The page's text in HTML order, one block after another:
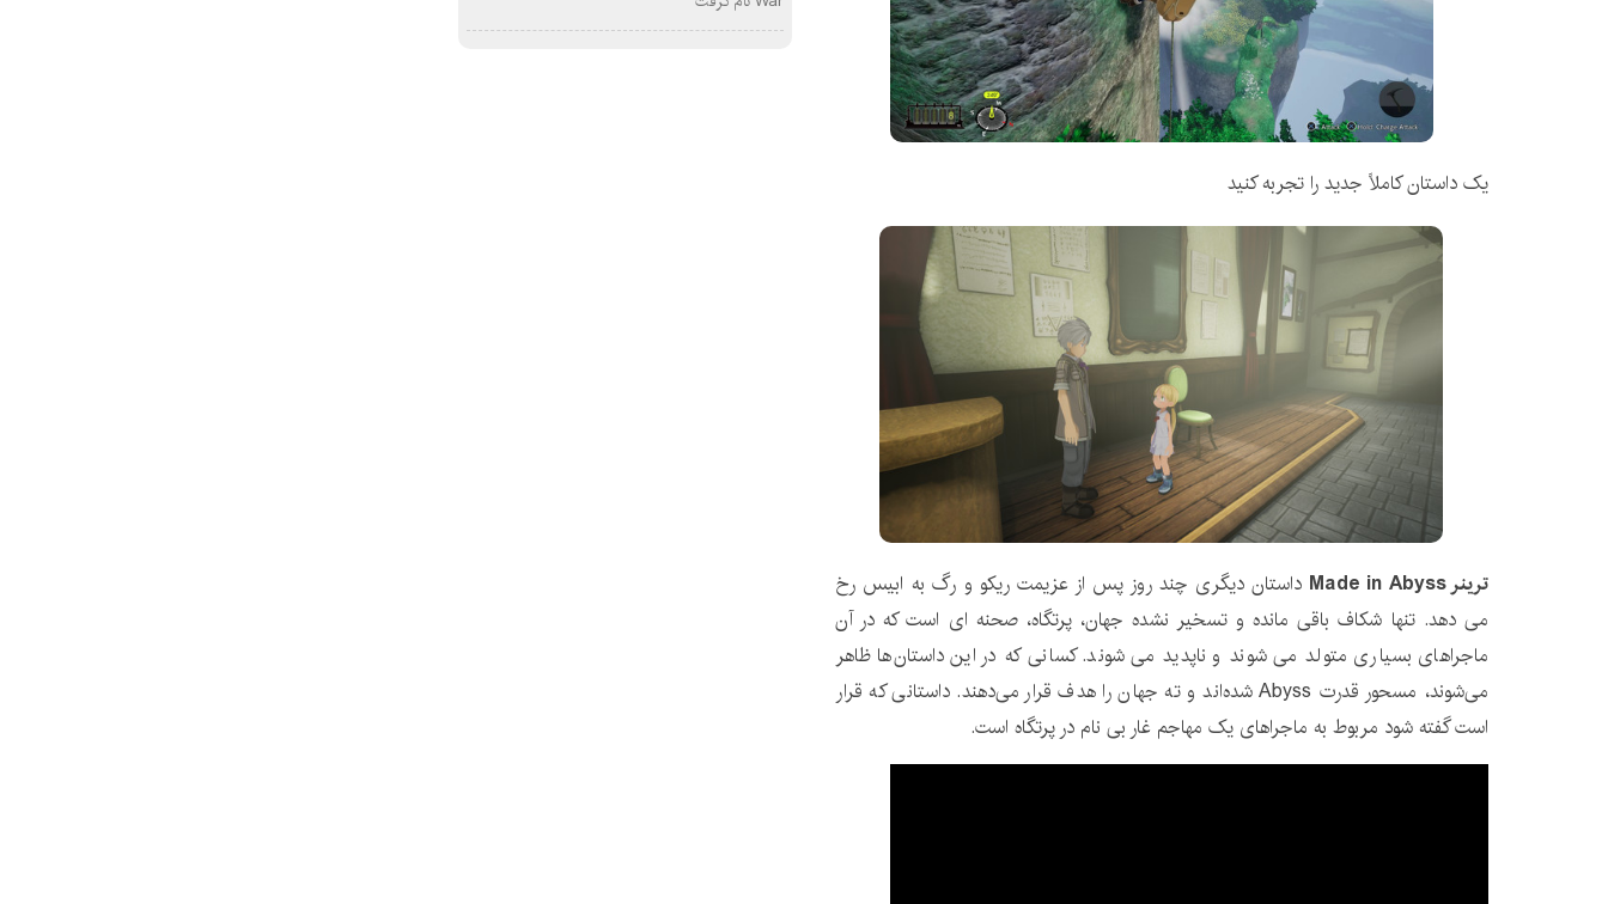
یک داستان کاملاً جدید را تجربه کنید
ترینر Made in Abyss
داستان دیگری چند روز پس از عزیمت ریکو و رگ به ابیس رخ
می دهد. تنها شکاف باقی مانده و تسخیر نشده جهان، پرتگاه، صحنه ای است که در آن
ماجراهای بسیاری متولد می شوند و ناپدید می شوند. کسانی که در این داستان‌ها ظاهر
می‌شوند، مسحور قدرت Abyss شده‌اند و ته جهان را هدف قرار می‌دهند. داستانی که قرار
است گفته شود مربوط به ماجراهای یک مهاجم غار بی نام در پرتگاه است.